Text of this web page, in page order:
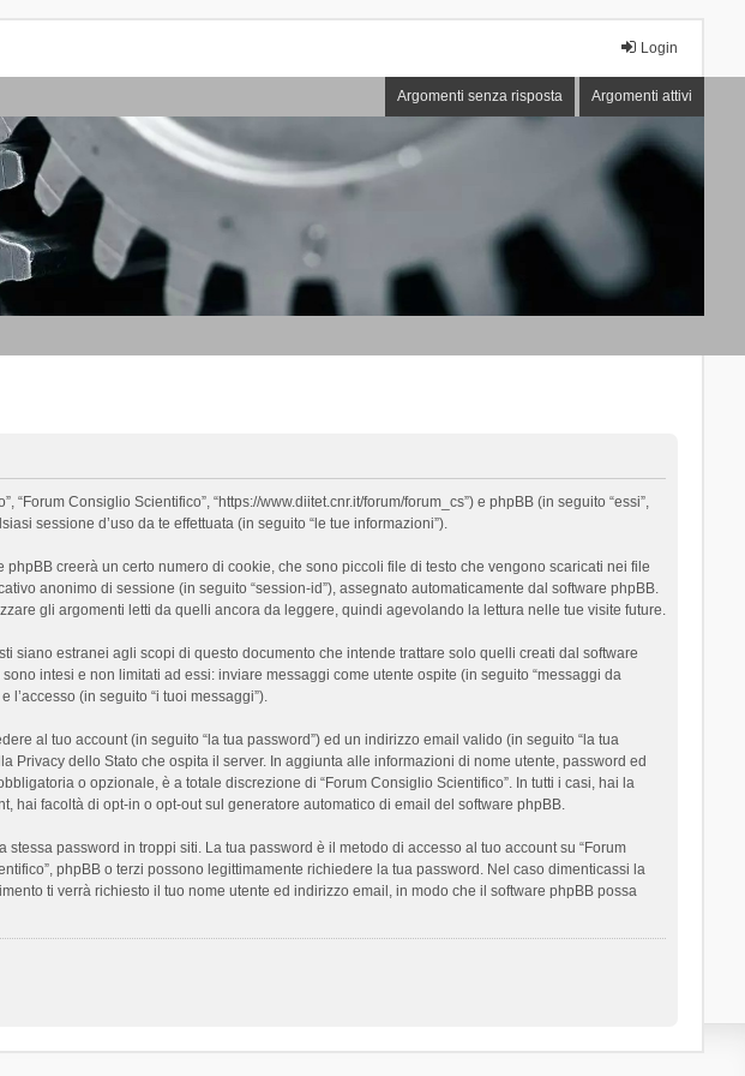
Login
Argomenti senza risposta Argomenti attivi
Consiglio Scientifico”, “https://www.diitet.cnr.it/forum/forum_cs”) e phpBB (in seguito “essi”,
sessione d’uso da te effettuata (in seguito “le tue informazioni”).
creerà un certo numero di cookie, che sono piccoli file di testo che vengono scaricati nei file
anonimo di sessione (in seguito “session-id”), assegnato automaticamente dal software phpBB.
gli argomenti letti da quelli ancora da leggere, quindi agevolando la lettura nelle tue visite future.
siano estranei agli scopi di questo documento che intende trattare solo quelli creati dal software
intesi e non limitati ad essi: inviare messaggi come utente ospite (in seguito “messaggi da
l’accesso (in seguito “i tuoi messaggi”).
al tuo account (in seguito “la tua password”) ed un indirizzo email valido (in seguito “la tua
Privacy dello Stato che ospita il server. In aggiunta alle informazioni di nome utente, password ed
o opzionale, è a totale discrezione di “Forum Consiglio Scientifico”. In tutti i casi, hai la
hai facoltà di opt-in o opt-out sul generatore automatico di email del software phpBB.
password in troppi siti. La tua password è il metodo di accesso al tuo account su “Forum
phpBB o terzi possono legittimamente richiedere la tua password. Nel caso dimenticassi la
ti verrà richiesto il tuo nome utente ed indirizzo email, in modo che il software phpBB possa